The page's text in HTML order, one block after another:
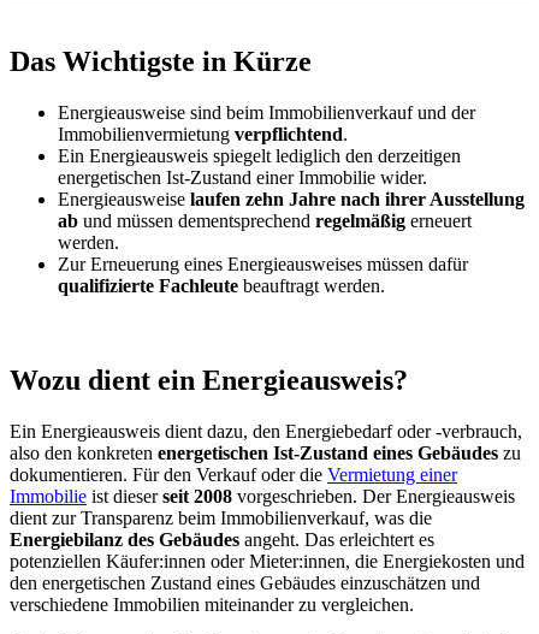
Das Wichtigste in Kürze
Energieausweise sind beim Immobilienverkauf und der
Immobilienvermietung verpflichtend.
Ein Energieausweis spiegelt lediglich den derzeitigen
energetischen Ist-Zustand einer Immobilie wider.
Energieausweise laufen zehn Jahre nach ihrer Ausstellung
ab und müssen dementsprechend regelmäßig erneuert
werden.
Zur Erneuerung eines Energieausweises müssen dafür
qualifizierte Fachleute beauftragt werden.
Wozu dient ein Energieausweis?
Ein Energieausweis dient dazu, den Energiebedarf oder -verbrauch,
also den konkreten energetischen Ist-Zustand eines Gebäudes zu
dokumentieren. Für den Verkauf oder die Vermietung einer
Immobilie ist dieserseit 2008 vorgeschrieben. Der Energieausweis
dient zur Transparenz beim Immobilienverkauf, was die
Energiebilanz des Gebäudes angeht. Das erleichtert es
potenziellen Käufer:innen oder Mieter:innen, die Energiekosten und
den energetischen Zustand eines Gebäudes einzuschätzen und
verschiedene Immobilien miteinander zu vergleichen.